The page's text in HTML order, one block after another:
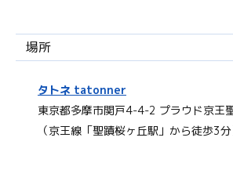
場所
タトネ tatonner
東京都多摩市関戸4-4-2 プラウド京王
（京王線「聖蹟桜ヶ丘駅」から徒歩3分